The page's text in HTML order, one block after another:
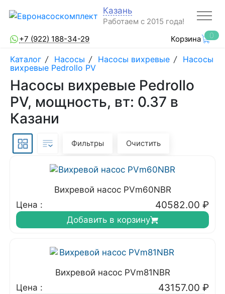
Казань
Работаем с 2015 года!
+7 (922) 188-34-29
Корзина 0
Каталог / Насосы / Насосы вихревые / Насосы
вихревые Pedrollo PV
Насосы вихревые Pedrollo
PV, мощность, вт: 0.37 в
Казани
Фильтры Очистить
Вихревой насос PVm60NBR
Цена :
40582.00 ₽
Добавить в корзину
Вихревой насос PVm81NBR
Цена :
43157.00 ₽